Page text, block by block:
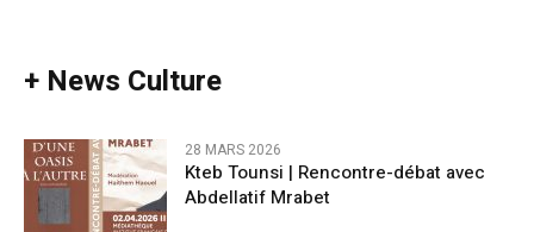
+ News Culture
28 MARS 2026
Kteb Tounsi | Rencontre-débat avec
Abdellatif Mrabet